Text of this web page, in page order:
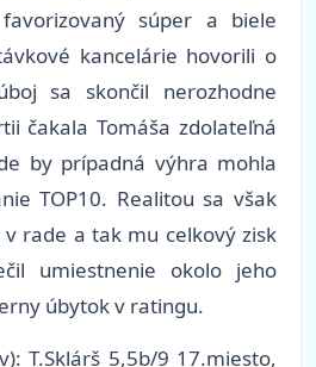
súper a biele
kancelárie hovorili o
sa skončil nerozhodne
čakala Tomáša zdolateľná
by prípadná výhra mohla
TOP10. Realitou sa však
rade a tak mu celkový zisk
umiestnenie okolo jeho
úbytok v ratingu.
T.Sklárš 5,5b/9 17.miesto,